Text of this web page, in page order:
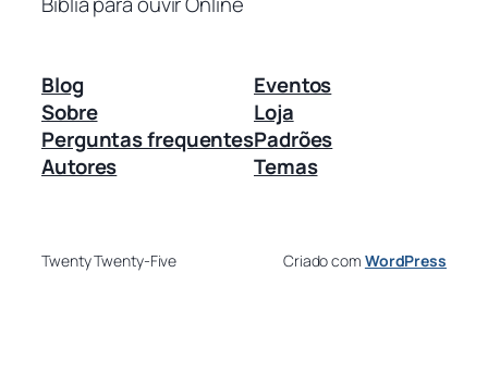
Blog
Sobre
Perguntas frequentes
Autores
Eventos
Loja
Padrões
Temas
Twenty Twenty-Five Criado com WordPress